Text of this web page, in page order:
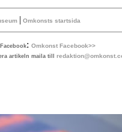
| Omkonsts startsida
: Omkonst Facebook>>
artikeln maila till